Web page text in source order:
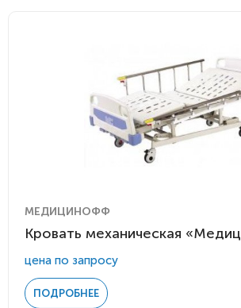
МЕДИЦИНОФФ
Кровать механическая
цена по запросу
ПОДРОБНЕЕ